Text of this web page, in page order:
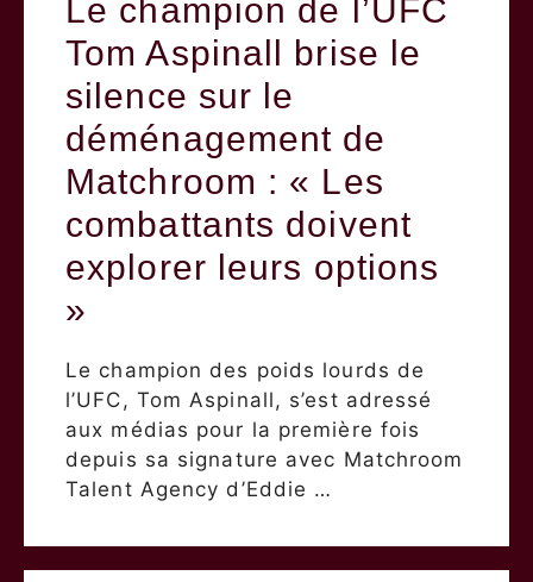
Le champion de l’UFC
Tom Aspinall brise le
silence sur le
déménagement de
Matchroom : « Les
combattants doivent
explorer leurs options
»
Le champion des poids lourds de
l’UFC, Tom Aspinall, s’est adressé
aux médias pour la première fois
depuis sa signature avec Matchroom
Talent Agency d’Eddie …